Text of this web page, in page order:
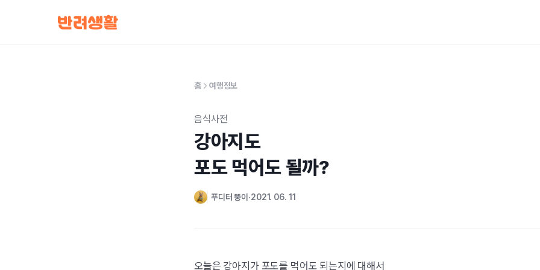
홈 여행정보
음식사전
강아지도
포도 먹어도 될까?
푸디터 뚱이 2021. 06. 11
오늘은 강아지가 포도를 먹어도 되는지에 대해서